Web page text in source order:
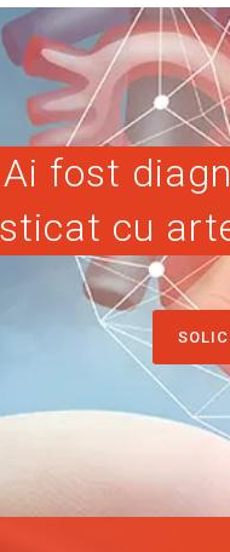
Ai fost
cu